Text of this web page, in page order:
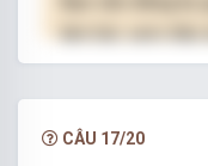
hạn.
CÂU 17/20